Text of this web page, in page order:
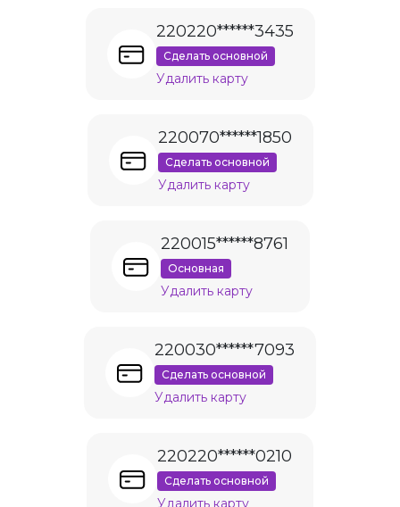
220220******3435
Сделать основной
Удалить карту
220070******1850
Сделать основной
Удалить карту
220015******8761
Основная
Удалить карту
220030******7093
Сделать основной
Удалить карту
220220******0210
Сделать основной
Удалить карту